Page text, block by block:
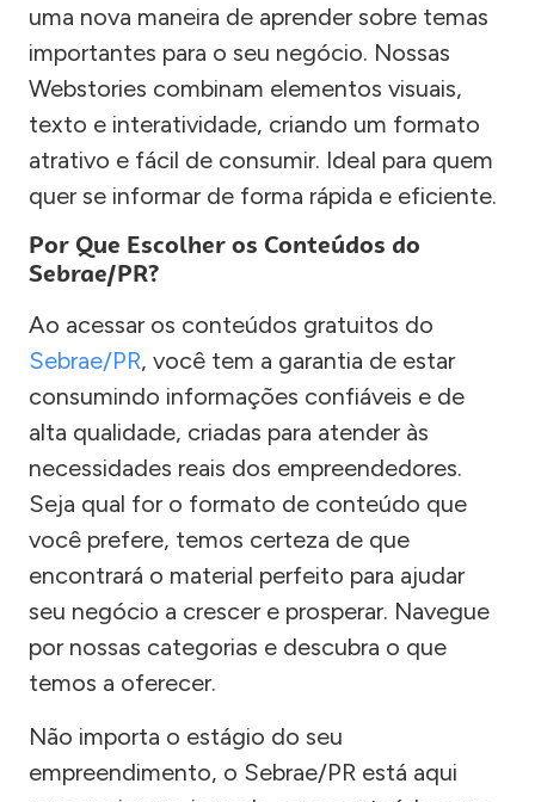
uma nova maneira de aprender sobre temas
importantes para o seu negócio. Nossas
Webstories combinam elementos visuais,
texto e interatividade, criando um formato
atrativo e fácil de consumir. Ideal para quem
quer se informar de forma rápida e eficiente.
Por Que Escolher os Conteúdos do
Sebrae/PR?
Ao acessar os conteúdos gratuitos do
Sebrae/PR, você tem a garantia de estar
consumindo informações confiáveis e de
alta qualidade, criadas para atender às
necessidades reais dos empreendedores.
Seja qual for o formato de conteúdo que
você prefere, temos certeza de que
encontrará o material perfeito para ajudar
seu negócio a crescer e prosperar. Navegue
por nossas categorias e descubra o que
temos a oferecer.
Não importa o estágio do seu
empreendimento, o Sebrae/PR está aqui